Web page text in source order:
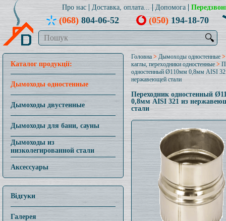
Про нас Доставка, оплата... Допомога
(068)804-06-52 (050)194-18-70
🔍
Каталог продукції:
Дымоходы одностенные
Дымоходы двустенные
Дымоходы для бани, сауны
Дымоходы из
низколегированной стали
Аксессуары
Відгуки
Галерея
Головна > Дымоходы одностенные
каглы, переходники одностенные>
одностенный Ø110мм 0,8мм AISI
нержавеющей стали
Переходник одностенный
0,8мм AISI 321 из
стали